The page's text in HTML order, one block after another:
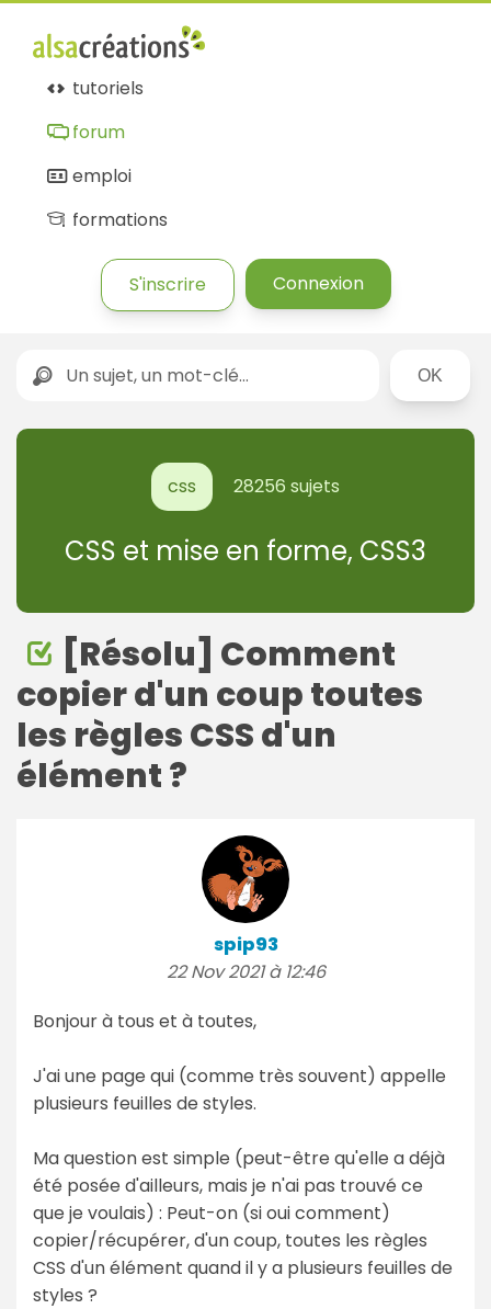
tutoriels
forum
emploi
formations
S'inscrire Connexion
Rechercher
css 28256 sujets
CSS et mise en forme, CSS3
[Résolu] Comment
copier d'un coup toutes
les règles CSS d'un
élément ?
spip93
22 Nov 2021 à 12:46
Bonjour à tous et à toutes,
J'ai une page qui (comme très souvent) appelle
plusieurs feuilles de styles.
Ma question est simple (peut-être qu'elle a déjà
été posée d'ailleurs, mais je n'ai pas trouvé ce
que je voulais) : Peut-on (si oui comment)
copier/récupérer, d'un coup, toutes les règles
CSS d'un élément quand il y a plusieurs feuilles de
styles ?